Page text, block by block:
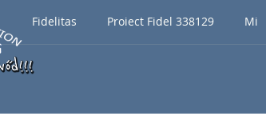
Fidelitas Proiect Fidel 338129 Mi